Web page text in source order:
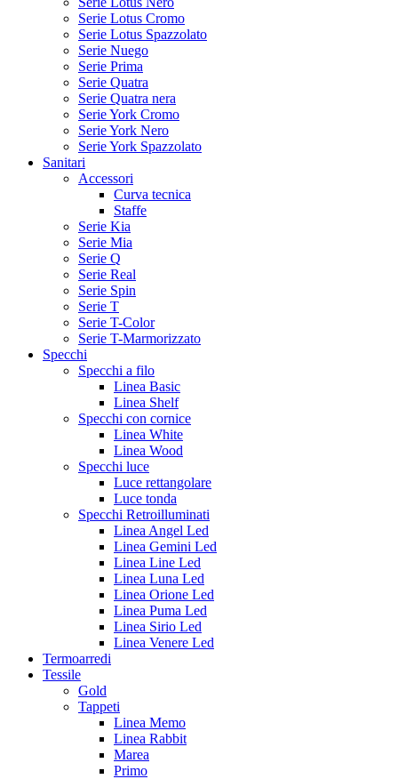
Serie Lotus Cromo
Serie Lotus Spazzolato
Serie Nuego
Serie Prima
Serie Quatra
Serie Quatra nera
Serie York Cromo
Serie York Nero
Serie York Spazzolato
Sanitari
Accessori
Curva tecnica
Staffe
Serie Kia
Serie Mia
Serie Q
Serie Real
Serie Spin
Serie T
Serie T-Color
Serie T-Marmorizzato
Specchi
Specchi a filo
Linea Basic
Linea Shelf
Specchi con cornice
Linea White
Linea Wood
Specchi luce
Luce rettangolare
Luce tonda
Specchi Retroilluminati
Linea Angel Led
Linea Gemini Led
Linea Line Led
Linea Luna Led
Linea Orione Led
Linea Puma Led
Linea Sirio Led
Linea Venere Led
Termoarredi
Tessile
Gold
Tappeti
Linea Memo
Linea Rabbit
Marea
Primo